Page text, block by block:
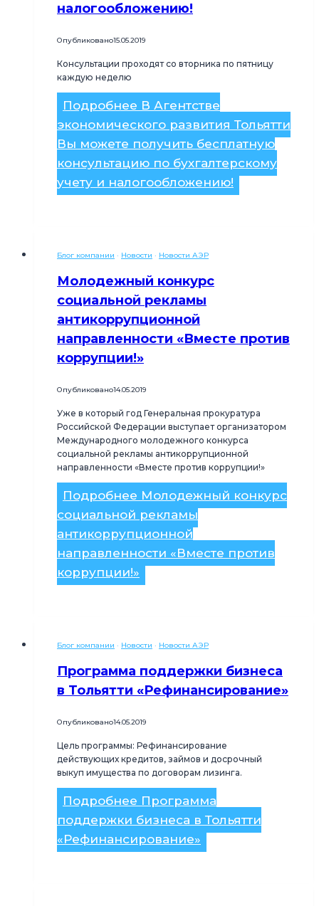
налогообложению!
Опубликовано15.05.2019
Консультации проходят со вторника по пятницу
каждую неделю
Подробнее В Агентстве
экономического развития Тольятти
Вы можете получить бесплатную
консультацию по бухгалтерскому
учету и налогообложению!
Блог компании · Новости · Новости АЭР
Молодежный конкурс
социальной рекламы
антикоррупционной
направленности «Вместе против
коррупции!»
Опубликовано14.05.2019
Уже в который год Генеральная прокуратура
Российской Федерации выступает организатором
Международного молодежного конкурса
социальной рекламы антикоррупционной
направленности «Вместе против коррупции!»
Подробнее Молодежный конкурс
социальной рекламы
антикоррупционной
направленности «Вместе против
коррупции!»
Блог компании · Новости · Новости АЭР
Программа поддержки бизнеса
в Тольятти «Рефинансирование»
Опубликовано14.05.2019
Цель программы: Рефинансирование
действующих кредитов, займов и досрочный
выкуп имущества по договорам лизинга.
Подробнее Программа
поддержки бизнеса в Тольятти
«Рефинансирование»